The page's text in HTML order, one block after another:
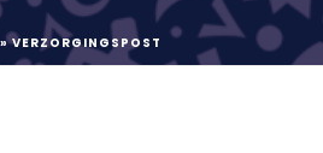
»VERZORGINGSPOST